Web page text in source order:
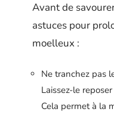
Avant de
astuces pour
moelleux :
Ne tranchez pas
Laissez-le
Cela permet à la